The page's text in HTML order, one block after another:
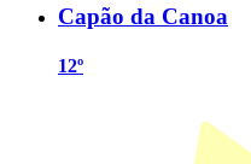
Capão da Canoa
12º